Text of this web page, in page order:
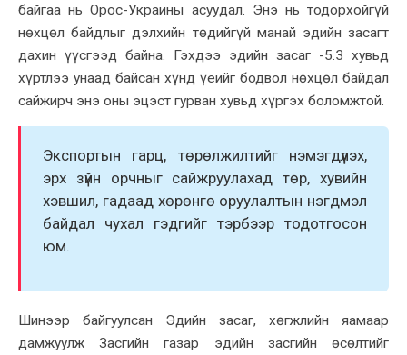
байгаа нь Орос-Украины асуудал. Энэ нь тодорхойгүй
нөхцөл байдлыг дэлхийн төдийгүй манай эдийн засагт
дахин үүсгээд байна. Гэхдээ эдийн засаг -5.3 хувьд
хүртлээ унаад байсан хүнд үеийг бодвол нөхцөл байдал
сайжирч энэ оны эцэст гурван хувьд хүргэх боломжтой.
Экспортын гарц, төрөлжилтийг нэмэгдүүлэх,
эрх зүйн орчныг сайжруулахад төр, хувийн
хэвшил, гадаад хөрөнгө оруулалтын нэгдмэл
байдал чухал гэдгийг тэрбээр тодотгосон
юм.
Шинээр байгуулсан Эдийн засаг, хөгжлийн яамаар
дамжуулж Засгийн газар эдийн засгийн өсөлтийг